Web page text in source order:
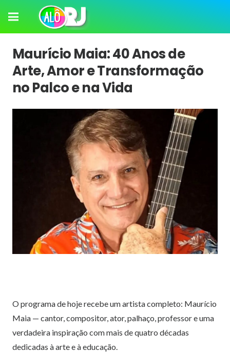
Maurício Maia: 40 Anos de
Arte, Amor e Transformação
no Palco e na Vida
O programa de hoje recebe um artista completo: Maurício
Maia — cantor, compositor, ator, palhaço, professor e uma
verdadeira inspiração com mais de quatro décadas
dedicadas à arte e à educação.